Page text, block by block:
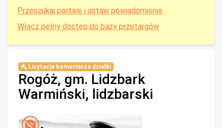
Przeszukaj portale i ustaw powiadomienie
Włącz pełny dostęp do bazy przetargów
Licytacja komornicza działki
Rogóż, gm. Lidzbark
Warmiński, lidzbarski